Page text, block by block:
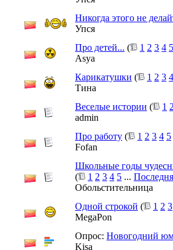
Никогда этого не
Упся
Про детей... ( 1 2 3 4 5
Asya
Карикатушки ( 1 2 3 4
Тина
Веселые истории ( 1 2
admin
Про работу ( 1 2 3 4 5
Fofan
Школьные годы
(
1 2 3 4 5 ...
Обольстительница
Одной строкой ( 1 2 3
MegaPon
Опрос: Новогодний
Kisa